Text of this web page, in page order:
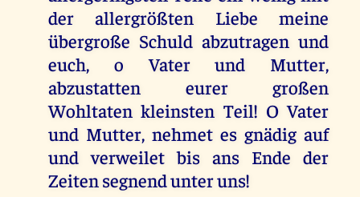
der allergrößten Liebe meine
übergroße Schuld abzutragen und
euch, o Vater und Mutter,
abzustatten eurer großen
Wohltaten kleinsten Teil! O Vater
und Mutter, nehmet es gnädig auf
und verweilet bis ans Ende der
Zeiten segnend unter uns!